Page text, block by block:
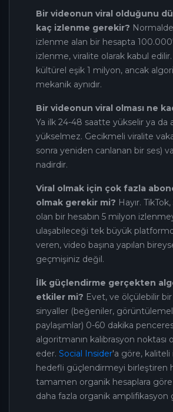
Bir videonun viral olduğunu
kaç izlenme gerekir?
izlenme alan bir hesapta
izlenme, viralite olarak kabul
kültürel eşik 1 milyon, ancak
mekanik aynıdır.
Bir videonun viral olması ne
Ya ilk 24-48 saatte yükselir ya da
yükselmez. Gecikmeli viralite
sonra yeniden canlanan bir ses)
nadirdir.
Viral olmak için çok fazla
olmak gerekir mi? Hayır.
olan bir hesabın 5 milyon
ulaşabileceği tek büyük
veren, video başına yapılan
geçmişiniz değil.
İlk güçlendirme gerçekten
etkiler mi? Evet, ve ölçülebilir
sinyaller (beğeniler,
paylaşımlar) 0-60 dakika
algoritmanın kalibrasyon noktası
eder. Social Insider'a göre, kaliteli
hedefli güçlendirmeyi birleştiren
tamamen organik hesaplara göre
daha fazla organik amplifikasyon